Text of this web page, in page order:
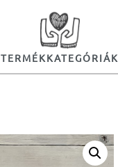
TERMÉKKATEGÓRIÁK